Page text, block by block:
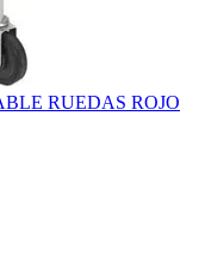
RUEDAS ROJO